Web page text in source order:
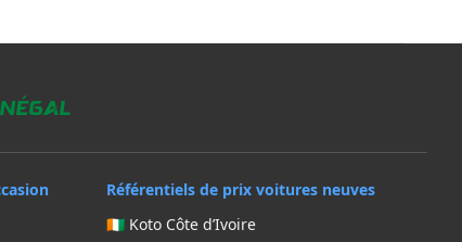
Référentiels de prix voitures neuves
🇨🇮 Koto Côte d’Ivoire